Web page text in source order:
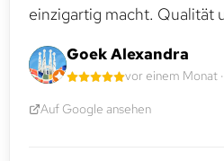
einzigartig macht. Qualität
Goek Alexandra
vor einem Monat
Auf Google ansehen